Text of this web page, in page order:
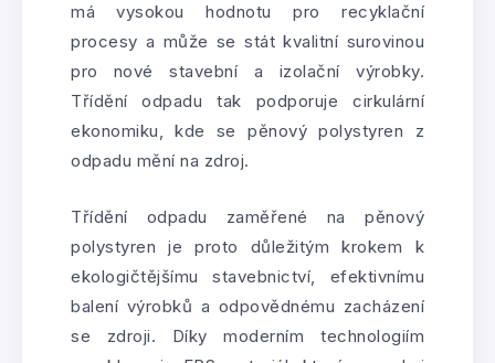
má vysokou hodnotu pro recyklační
procesy a může se stát kvalitní surovinou
pro nové stavební a izolační výrobky.
Třídění odpadu tak podporuje cirkulární
ekonomiku, kde se pěnový polystyren z
odpadu mění na zdroj.
Třídění odpadu zaměřené na pěnový
polystyren je proto důležitým krokem k
ekologičtějšímu stavebnictví, efektivnímu
balení výrobků a odpovědnému zacházení
se zdroji. Díky moderním technologiím